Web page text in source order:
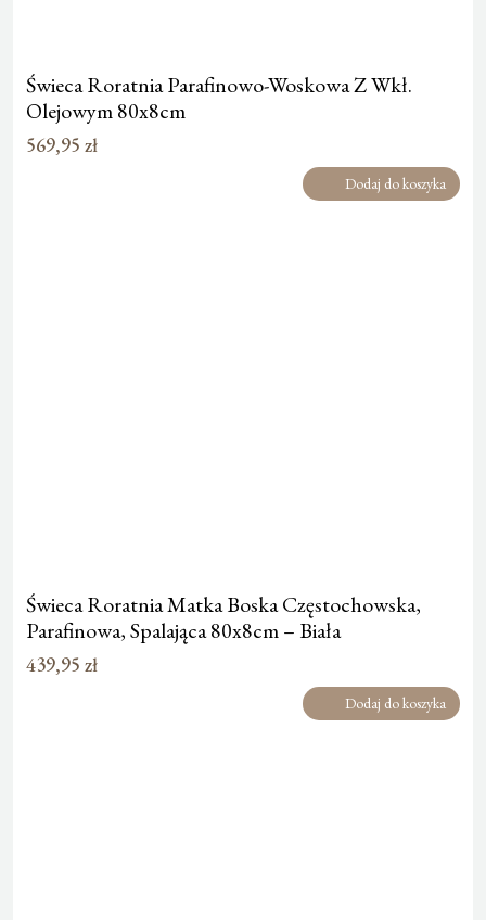
Świeca Roratnia Parafinowo-Woskowa Z Wkł.
Olejowym 80x8cm
569,95 zł
Dodaj do koszyka
Świeca Roratnia Matka Boska Częstochowska,
Parafinowa, Spalająca 80x8cm – Biała
439,95 zł
Dodaj do koszyka